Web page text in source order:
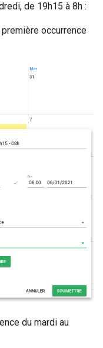
de 19h15 à 8h :
occurrence
du mardi au